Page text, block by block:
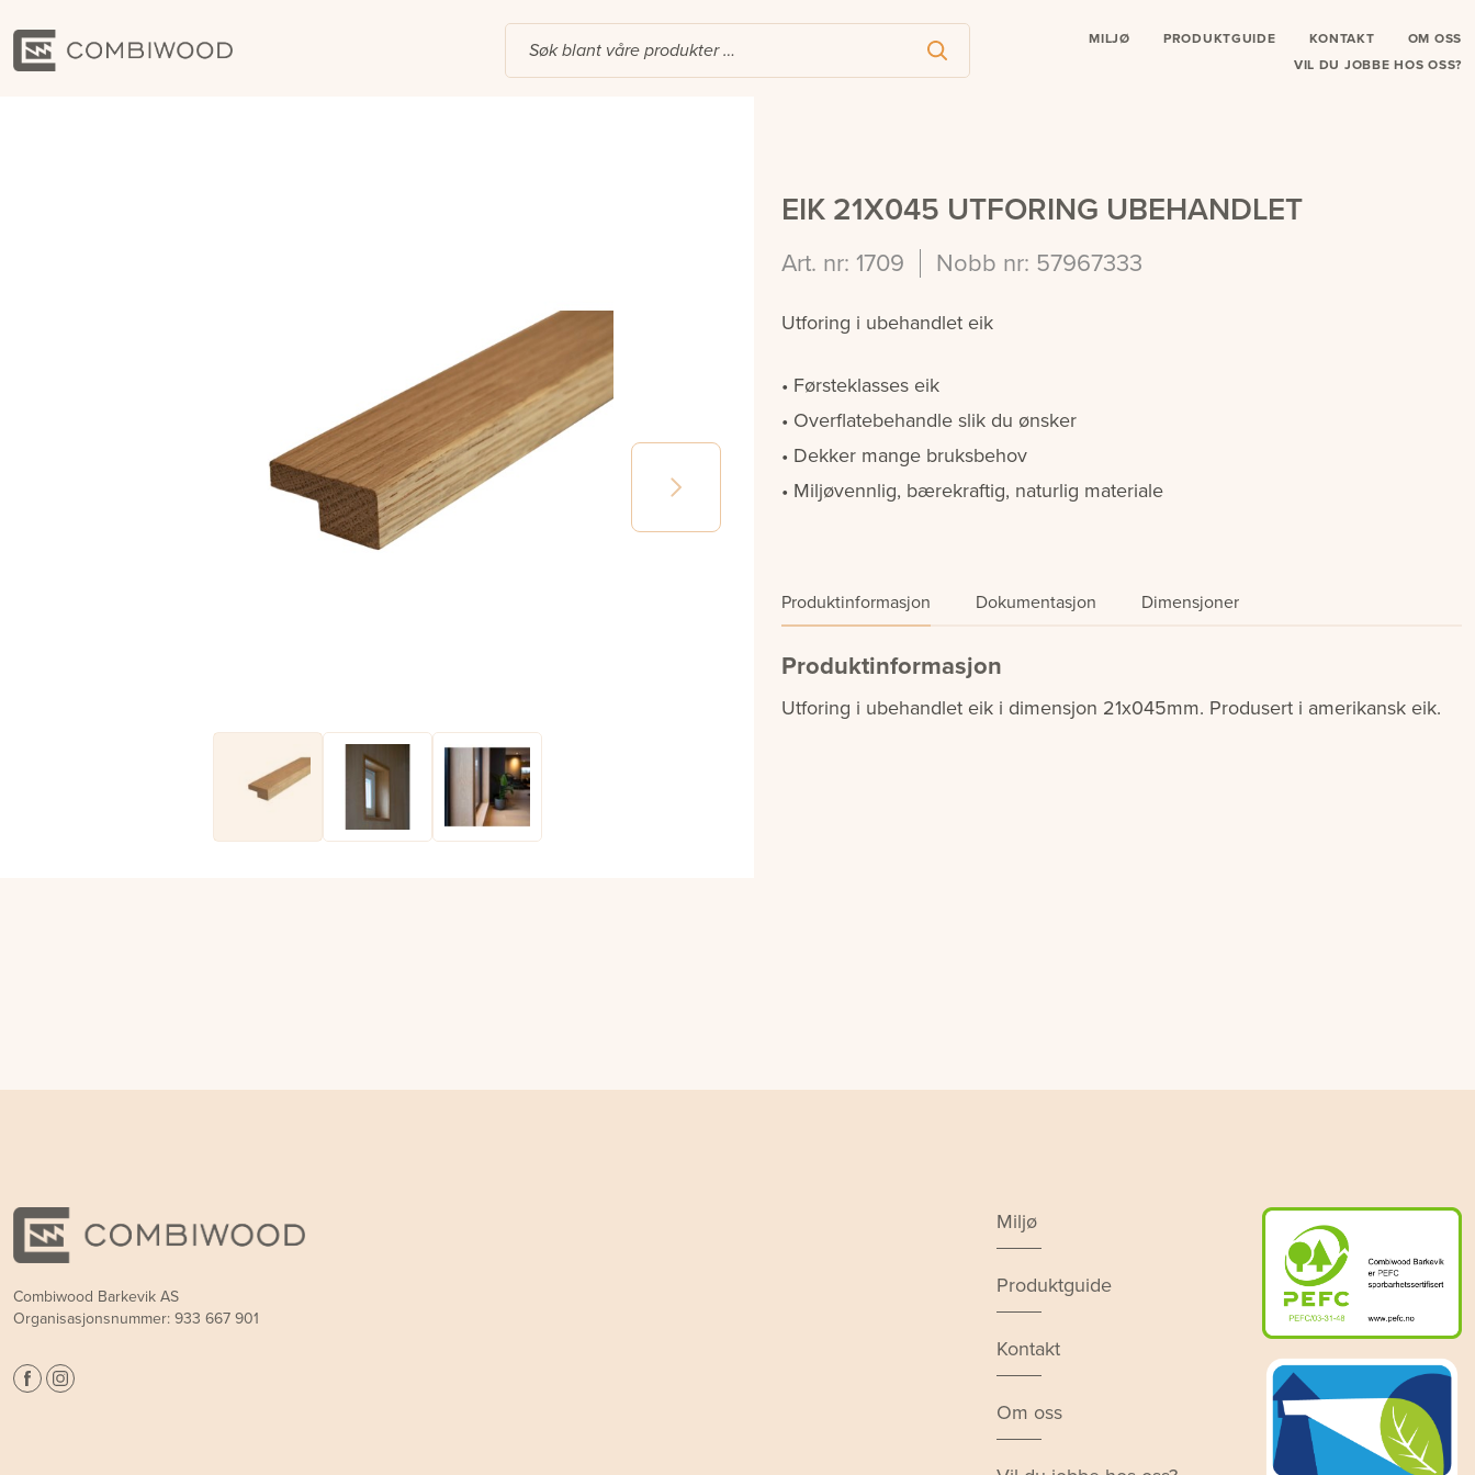
MILJØ PRODUKTGUIDE KONTAKT
OM OSS
VIL DU JOBBE HOS OSS?
EIK 21X045 UTFORING UBEHANDLET
Art. nr: 1709 Nobb nr: 57967333
Utforing i ubehandlet eik
Førsteklasses eik
Overflatebehandle slik du ønsker
Dekker mange bruksbehov
Miljøvennlig, bærekraftig, naturlig materiale
Produktinformasjon Dokumentasjon Dimensjoner
Produktinformasjon
Utforing i ubehandlet eik i dimensjon 21x045mm. Produsert i amerikansk eik.
Combiwood Barkevik AS
Organisasjonsnummer: 933 667 901
Miljø
Produktguide
Kontakt
Om oss